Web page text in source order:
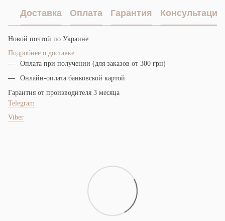
Доставка Оплата Гарантия Консультация
Новой почтой по Украине.
Подробнее о доставке
Оплата при получении (для заказов от 300 грн)
Онлайн-оплата банковской картой
Гарантия от производителя 3 месяца
Telegram
Viber